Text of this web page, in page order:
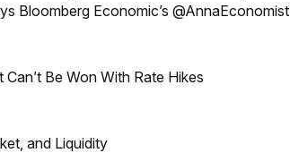
Bloomberg Economic’s @AnnaEconomist
Be Won With Rate Hikes
and Liquidity